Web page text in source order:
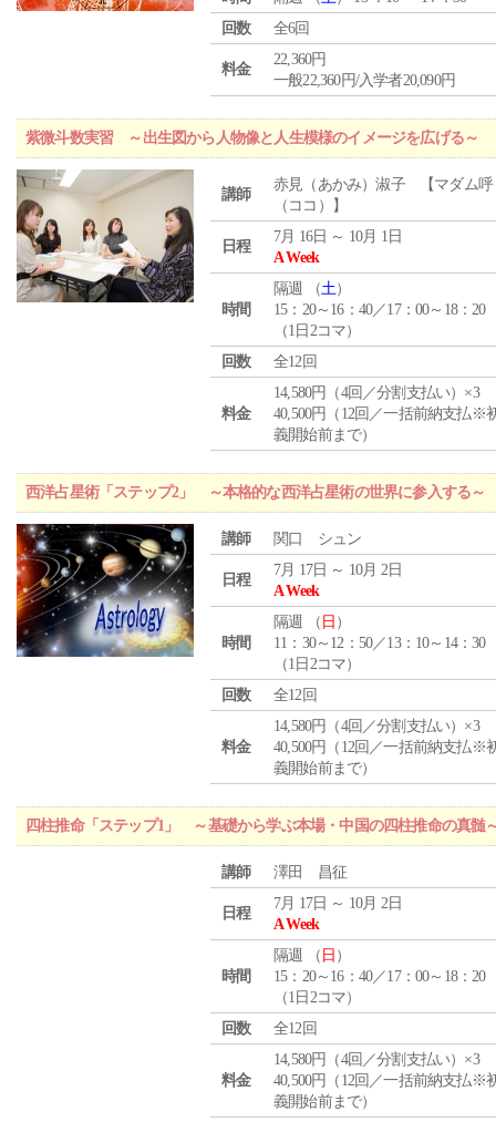
回数
全6回
料金
22,360円
一般22,360円/入学者20,090円
紫微斗数実習 ～出生図から人物像と人生模様のイメージを広げる～
講師
赤見（あかみ）淑子 【マダム呼
（ココ）】
日程
7月 16日 ～ 10月 1日
A Week
時間
隔週 （土）
15：20～16：40／17：00～18：20
（1日2コマ）
回数
全12回
料金
14,580円（4回／分割支払い）×3
40,500円（12回／一括前納支払※
義開始前まで）
西洋占星術「ステップ2」 ～本格的な西洋占星術の世界に参入する～
講師 関口 シュン
日程
7月 17日 ～ 10月 2日
A Week
時間
隔週 （ 日 ）
11：30～12：50／13：10～14：30
（1日2コマ）
回数
全12回
料金
14,580円（4回／分割支払い）×3
40,500円（12回／一括前納支払※
義開始前まで）
四柱推命「ステップ1」 ～基礎から学ぶ本場・中国の四柱推命の真髄
講師 澤田 昌征
日程
7月 17日 ～ 10月 2日
A Week
時間
隔週 （ 日 ）
15：20～16：40／17：00～18：20
（1日2コマ）
回数
全12回
料金
14,580円（4回／分割支払い）×3
40,500円（12回／一括前納支払※
義開始前まで）